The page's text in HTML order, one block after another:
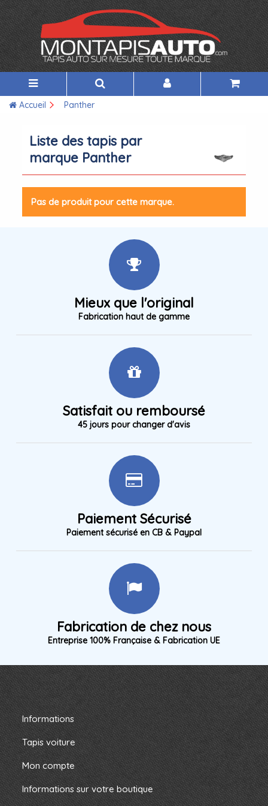
Accueil Panther
Liste des tapis par
marque Panther
Pas de produit pour cette marque.
Mieux que l'original
Fabrication haut de gamme
Satisfait ou remboursé
45 jours pour changer d'avis
Paiement Sécurisé
Paiement sécurisé en CB & Paypal
Fabrication de chez nous
Entreprise 100% Française & Fabrication UE
Informations
Tapis voiture
Mon compte
Informations sur votre boutique